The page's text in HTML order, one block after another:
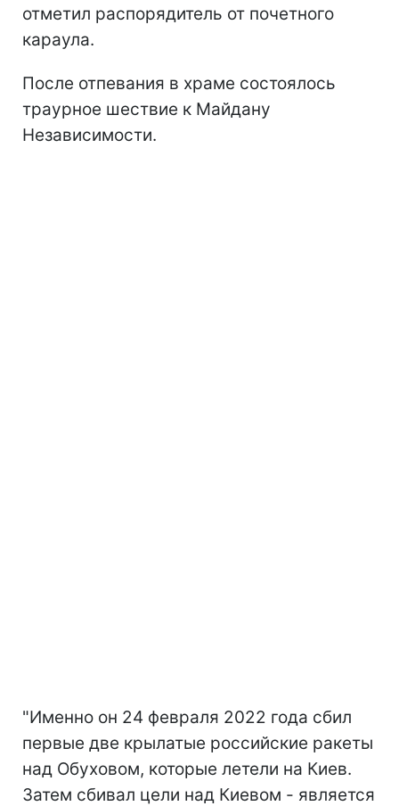
отметил распорядитель от почетного
караула.
После отпевания в храме состоялось
траурное шествие к Майдану
Независимости.
"Именно он 24 февраля 2022 года сбил
первые две крылатые российские ракеты
над Обуховом, которые летели на Киев.
Затем сбивал цели над Киевом - является